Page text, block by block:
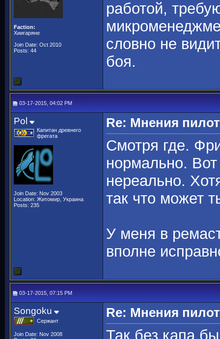
Faction:
Хиигаряне
Join Date: Oct 2010
Posts: 44
работой,
словно не
боя.
03-17-2015, 04:02 PM
Pol
Капитан древнего
фрегата
Join Date: Nov 2003
Location: Житомир, Украина
Posts: 235
Re: Мнения
Смотря где.
нормально.
нереально.
так что может
У меня в
вполне
03-17-2015, 07:15 PM
Songoku
Сержант
Join Date: Nov 2008
Re: Мнения
Так без капа